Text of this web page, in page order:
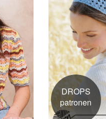
DROPS
patronen